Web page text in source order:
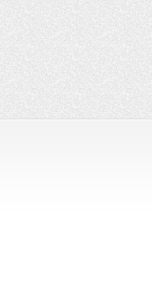
張貼任何文章與連結，或是任何